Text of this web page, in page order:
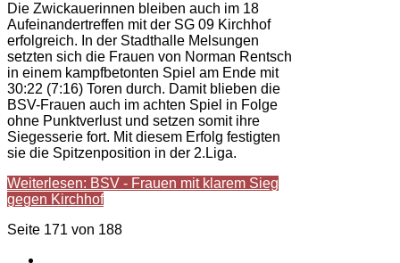
Die Zwickauerinnen bleiben auch im 18
Aufeinandertreffen mit der SG 09 Kirchhof
erfolgreich. In der Stadthalle Melsungen
setzten sich die Frauen von Norman Rentsch
in einem kampfbetonten Spiel am Ende mit
30:22 (7:16) Toren durch. Damit blieben die
BSV-Frauen auch im achten Spiel in Folge
ohne Punktverlust und setzen somit ihre
Siegesserie fort. Mit diesem Erfolg festigten
sie die Spitzenposition in der 2.Liga.
Weiterlesen: BSV - Frauen mit klarem Sieg
gegen Kirchhof
Seite 171 von 188